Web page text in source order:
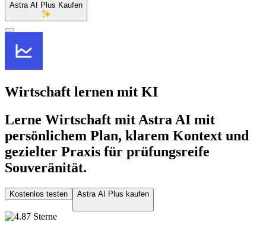
Astra AI Plus Kaufen
Wirtschaft lernen mit KI
Lerne Wirtschaft mit Astra AI mit
persönlichem Plan, klarem Kontext und
gezielter Praxis für prüfungsreife
Souveränität.
Kostenlos testen Astra AI Plus kaufen